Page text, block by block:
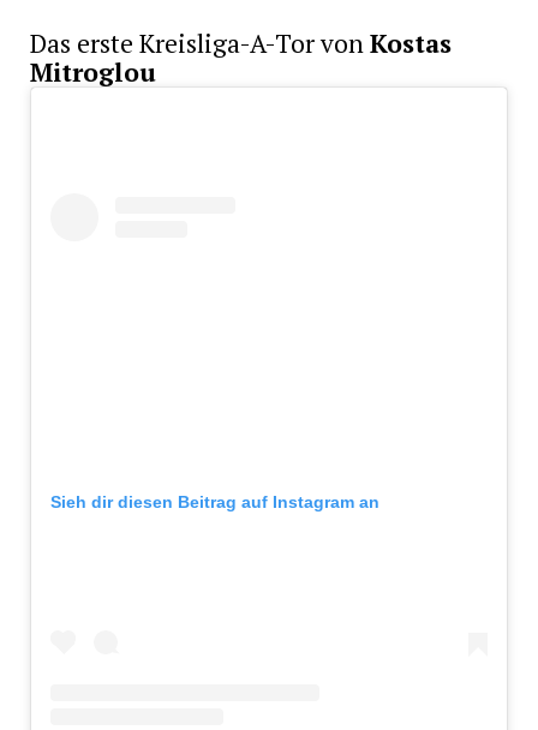
Das erste Kreisliga-A-Tor vonKostas
Mitroglou
Sieh dir diesen Beitrag auf Instagram an